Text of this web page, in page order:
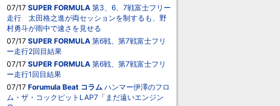
07/17 SUPER FORMULA 第3、6、7戦富士フリー
走行 太田格之進が両セッションを制するも、野
村勇斗が雨中で速さを見せる
07/17 SUPER FORMULA 第6戦、第7戦富士フリ
ー走行2回目結果
07/17 SUPER FORMULA 第6戦、第7戦富士フリ
ー走行1回目結果
07/17 Forumula Beat コラム ハンマー伊澤のフロ
ム・ザ・コックピットLAP7「まだ遠いエンジン